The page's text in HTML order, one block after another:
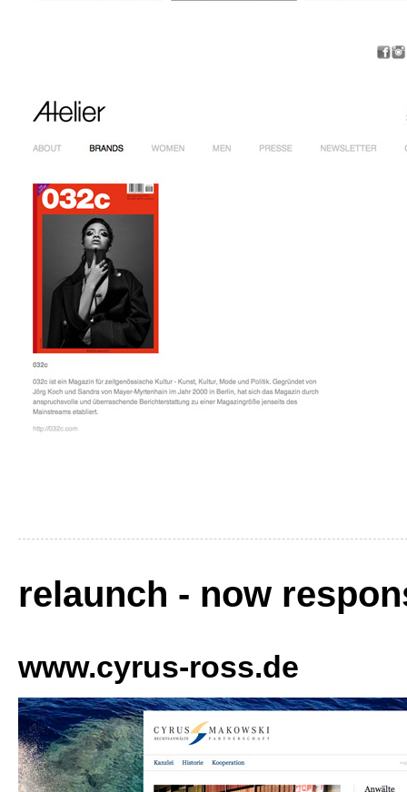
relaunch - now
www.cyrus-ross.de